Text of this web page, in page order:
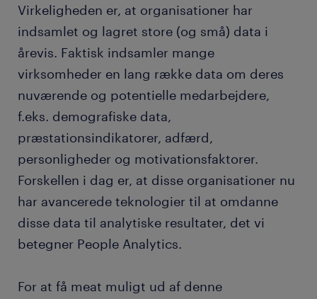
Virkeligheden er, at organisationer har
indsamlet og lagret store (og små) data i
årevis. Faktisk indsamler mange
virksomheder en lang række data om deres
nuværende og potentielle medarbejdere,
f.eks. demografiske data,
præstationsindikatorer, adfærd,
personligheder og motivationsfaktorer.
Forskellen i dag er, at disse organisationer nu
har avancerede teknologier til at omdanne
disse data til analytiske resultater, det vi
betegner People Analytics.
For at få meat muligt ud af denne